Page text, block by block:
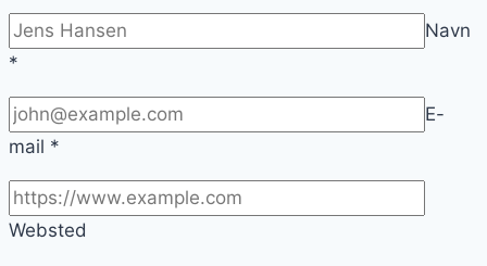
Navn
*
E-
mail *
Websted